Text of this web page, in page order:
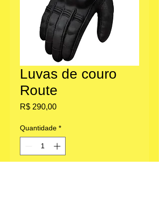
Luvas de couro
Route
R$ 290,00Preço
Quantidade *